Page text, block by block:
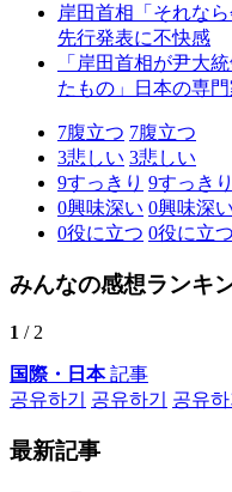
岸田首相「それな
先行発表に不快感
「岸田首相が尹大
たもの」日本の専
7腹立つ 7腹立つ
3悲しい 3悲しい
9すっきり 9すっきり
0興味深い 0興味深い
0役に立つ 0役に立つ
みんなの感想ランキ
1 / 2
国際・日本記事
공유하기
공유하기 공유하
最新記事